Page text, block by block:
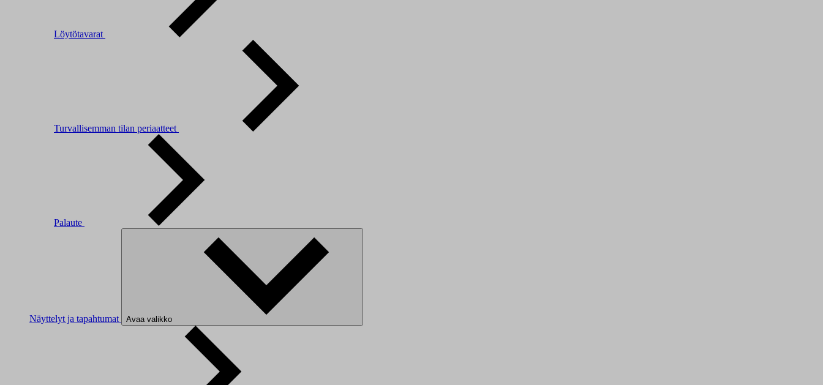
Löytötavarat
Turvallisemman tilan periaatteet
Palaute
Näyttelyt ja tapahtumat Avaa valikko